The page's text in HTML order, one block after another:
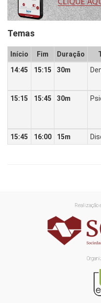
Temas
Início Fim Duração
14:45
15:15 30m
15:15 15:45 30m
15:45 16:00 15m
Realização